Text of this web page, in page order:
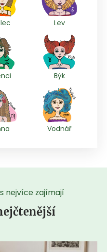
Lev
Býk
Vodnář
nejvíce zajímají